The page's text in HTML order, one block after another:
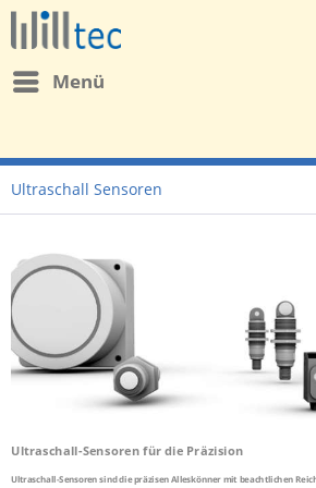
Menü
Ultraschall Sensoren
Ultraschall-Sensoren für die Präzision
Ultraschall-Sensoren sind die präzisen Alleskönner mit beachtlichen